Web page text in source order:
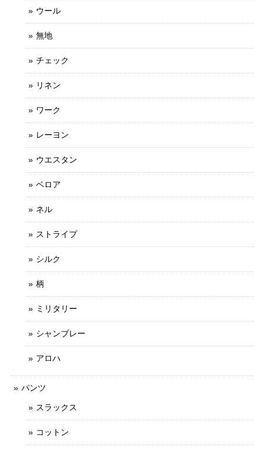
ウール
無地
チェック
リネン
ワーク
レーヨン
ウエスタン
ベロア
ネル
ストライプ
シルク
柄
ミリタリー
シャンブレー
アロハ
パンツ
スラックス
コットン